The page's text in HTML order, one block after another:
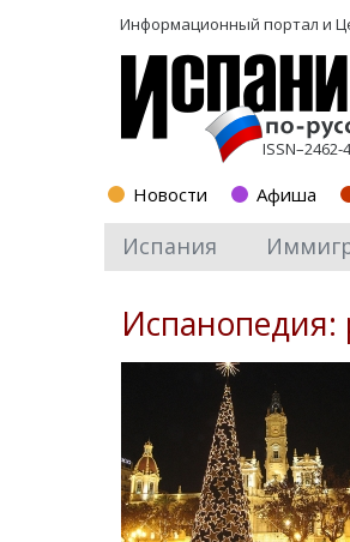
Информационный портал и
ISSN–2462-
Новости Афиша
Испания
Испанопедия: